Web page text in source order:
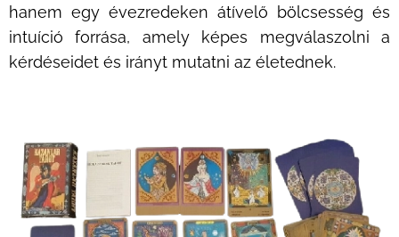
Bővebb információ:
https://www.boldogleszek.hu/meditacio
hanem egy évezredeken átívelő bölcsesség és
intuíció forrása, amely képes megválaszolni a
kérdéseidet és irányt mutatni az életednek.